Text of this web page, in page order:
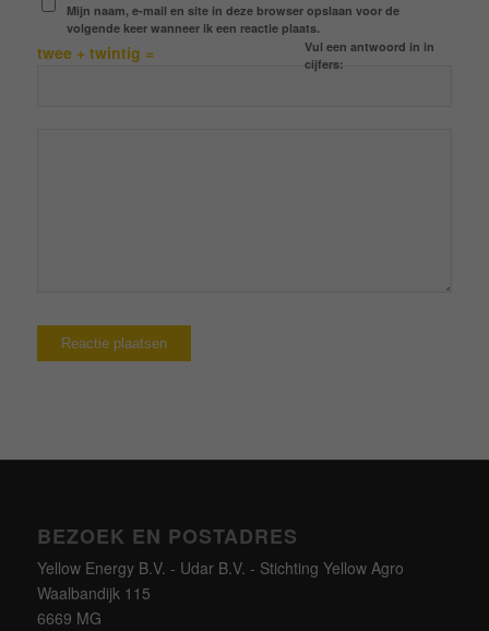
Mijn naam, e-mail en site in deze browser opslaan voor de
volgende keer wanneer ik een reactie plaats.
Vul een antwoord in in
cijfers:
twee + twintig =
BEZOEK EN POSTADRES
Yellow Energy B.V. - Udar B.V. - Stichting Yellow Agro
Waalbandijk 115
6669 MG